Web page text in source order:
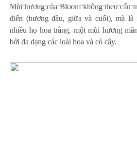
Mùi hương của Bloom không theo cấu
điển (hương đầu, giữa và cuối), mà là
nhiều họ hoa trắng, một mùi hương
bởi đa dạng các loài hoa và cỏ cây.